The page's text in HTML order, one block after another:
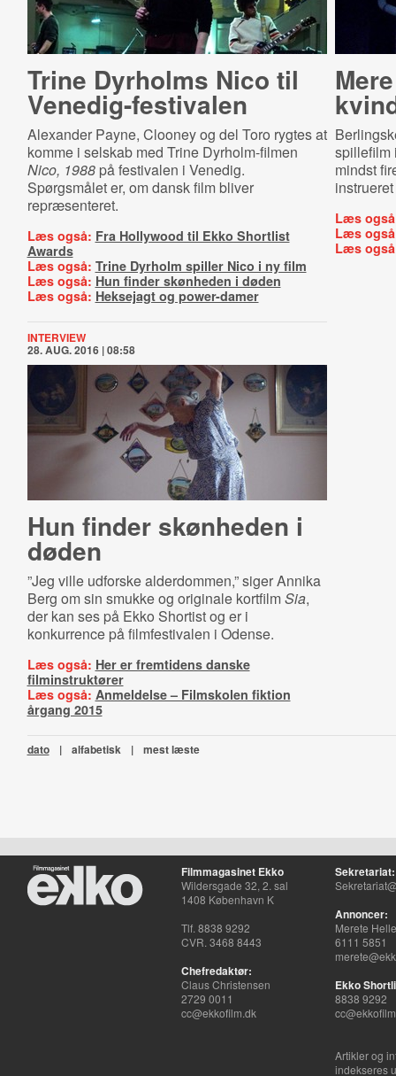
Trine Dyrholms Nico til
Ve­ne­dig-​festi­va­len
Alexander Payne, Clooney og del Toro rygtes at
komme i selskab med Trine Dyrholm-filmen
Nico, 1988på festivalen i Venedig.
Spørgsmålet er, om dansk film bliver
repræsenteret.
Læs også: Fra Hollywood til Ekko Shortlist
Awards
Læs også: Trine Dyrholm spiller Nico i ny film
Læs også: Hun finder skønheden i døden
Læs også: Heksejagt og power-damer
spillefilm
mindst
Læs
Læs
Læs
INTERVIEW
28. AUG. 2016 | 08:58
Hun finder skønheden i
døden
”Jeg ville udforske alderdommen,” siger Annika
Berg om sin smukke og originale kortfilmSia,
der kan ses på Ekko Shortist og er i
konkurrence på filmfestivalen i Odense.
Læs også: Her er fremtidens danske
filminstruktører
Læs også: Anmeldelse – Filmskolen fiktion
årgang 2015
dato | alfabetisk | mest læste
Filmmagasinet Ekko
Wildersgade 32, 2. sal
1408 København K
Tlf. 8838 9292
CVR. 3468 8443
Chefredaktør:
Claus Christensen
2729 0011
cc@ekkofilm.dk
Sekretariat:
Annoncer:
Merete
6111 5851
Ekko
8838 9292
Artikler og
indekseres